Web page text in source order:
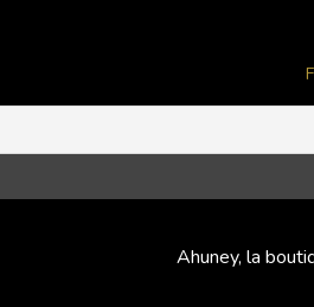
Ahuney, la